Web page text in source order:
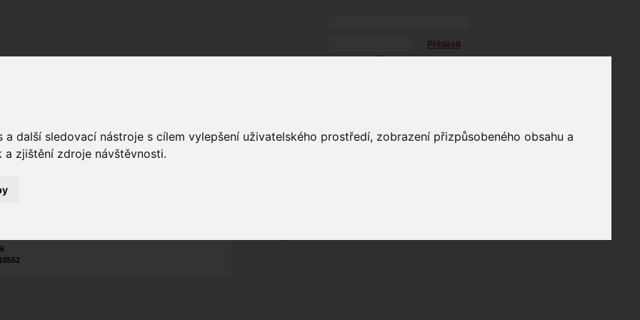
další sledovací nástroje s cílem vylepšení uživatelského prostředí, zobrazení přizpůsobeného obsahu a
zjištění zdroje návštěvnosti.
Přihlásit
david23